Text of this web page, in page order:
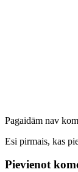
Pagaidām nav
Esi pirmais, kas
Pievienot